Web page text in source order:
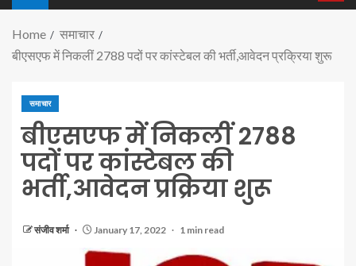
Home
समाचार
बीएसएफ में निकलीं 2788 पदों पर कांस्टेबल की भर्ती,आवेदन प्रक्रिया शुरू
समाचार
बीएसएफ में निकलीं 2788
पदों पर कांस्टेबल की
भर्ती,आवेदन प्रक्रिया शुरू
संजीव शर्मा January 17, 2022 1 min read